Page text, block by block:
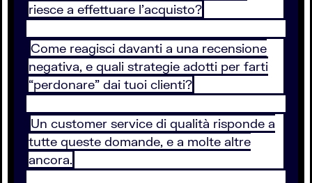
riesce a effettuare l’acquisto?
Come reagisci davanti a una recensione
negativa, e quali strategie adotti per farti
“perdonare” dai tuoi clienti?
Un customer service di qualità risponde a
tutte queste domande, e a molte altre
ancora.